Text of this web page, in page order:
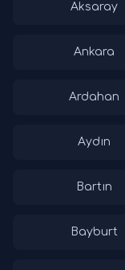
Aksaray
Ankara
Ardahan
Aydın
Bartın
Bayburt